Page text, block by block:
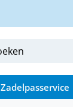
Zadelpasservice